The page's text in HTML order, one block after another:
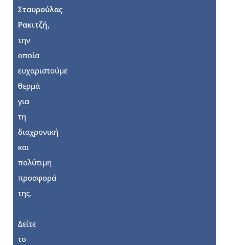
Σταυρούλας
Ρακιτζή,
την
οποία
ευχαριστούμε
θερμά
για
τη
διαχρονική
και
πολύτιμη
προσφορά
της.
Δείτε
το